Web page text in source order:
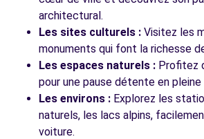
architectural.
Les sites culturels : Visitez les
monuments qui font la richesse
Les espaces naturels : Profitez
pour une pause détente en pleine
Les environs : Explorez les
naturels, les lacs alpins,
voiture.